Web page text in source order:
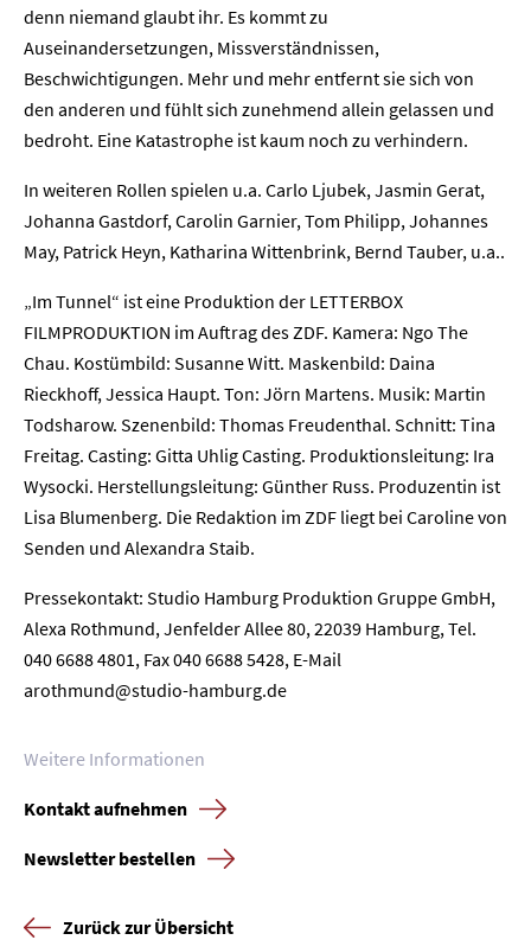
denn niemand glaubt ihr. Es kommt zu
Auseinandersetzungen, Missverständnissen,
Beschwichtigungen. Mehr und mehr entfernt sie sich von
den anderen und fühlt sich zunehmend allein gelassen und
bedroht. Eine Katastrophe ist kaum noch zu verhindern.
In weiteren Rollen spielen u.a. Carlo Ljubek, Jasmin Gerat,
Johanna Gastdorf, Carolin Garnier, Tom Philipp, Johannes
May, Patrick Heyn, Katharina Wittenbrink, Bernd Tauber, u.a..
„Im Tunnel“ ist eine Produktion der LETTERBOX
FILMPRODUKTION im Auftrag des ZDF. Kamera: Ngo The
Chau. Kostümbild: Susanne Witt. Maskenbild: Daina
Rieckhoff, Jessica Haupt. Ton: Jörn Martens. Musik: Martin
Todsharow. Szenenbild: Thomas Freudenthal. Schnitt: Tina
Freitag. Casting: Gitta Uhlig Casting. Produktionsleitung: Ira
Wysocki. Herstellungsleitung: Günther Russ. Produzentin ist
Lisa Blumenberg. Die Redaktion im ZDF liegt bei Caroline von
Senden und Alexandra Staib.
Pressekontakt: Studio Hamburg Produktion Gruppe GmbH,
Alexa Rothmund, Jenfelder Allee 80, 22039 Hamburg, Tel.
040 6688 4801, Fax 040 6688 5428, E-Mail
arothmund@studio-hamburg.de
Weitere Informationen
Kontakt aufnehmen
Newsletter bestellen
Zurück zur Übersicht
Home
Unternehmen
Presse
Kontakt